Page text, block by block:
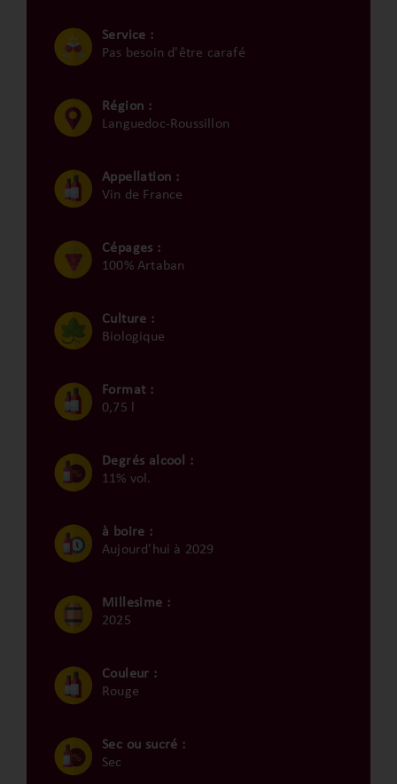
Service :
Pas besoin d'être carafé
Région :
Languedoc-Roussillon
Appellation :
Vin de France
Cépages :
100% Artaban
Culture :
Biologique
Format :
0,75 l
Degrés alcool :
11% vol.
à boire :
Aujourd'hui à 2029
Millesime :
2025
Couleur :
Rouge
Sec ou sucré :
Sec